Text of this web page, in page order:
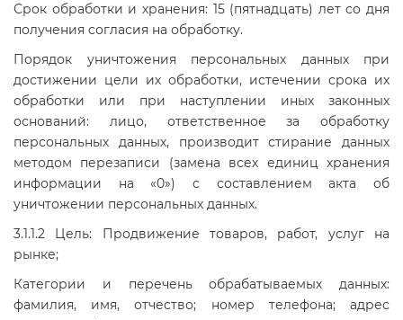
Срок обработки и хранения: 15 (пятнадцать) лет со дня
получения согласия на обработку.
Порядок уничтожения персональных данных при
достижении цели их обработки, истечении срока их
обработки или при наступлении иных законных
оснований: лицо, ответственное за обработку
персональных данных, производит стирание данных
методом перезаписи (замена всех единиц хранения
информации на «0») с составлением акта об
уничтожении персональных данных.
3.1.1.2 Цель: Продвижение товаров, работ, услуг на
рынке;
Категории и перечень обрабатываемых данных:
фамилия, имя, отчество; номер телефона; адрес